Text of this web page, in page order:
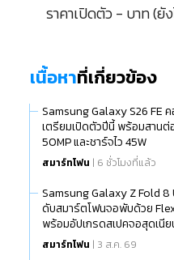
ราคาเปิดตัว - บาท (ยั
เนื้อหาที่เกี่ยวข้อง
Samsung Galaxy S26 FE
เตรียมเปิดตัวปีนี้ พร้อมสานต่
50MP และชาร์จไว 45W
สมาร์ทโฟน | 6 ชั่วโมงที่แล้ว
Samsung Galaxy Z Fold 8
ดับสมาร์ตโฟนจอพับด้วย
พร้อมอัปเกรดสเปคจอสุดเนี
สมาร์ทโฟน | 3 ส.ค. 69